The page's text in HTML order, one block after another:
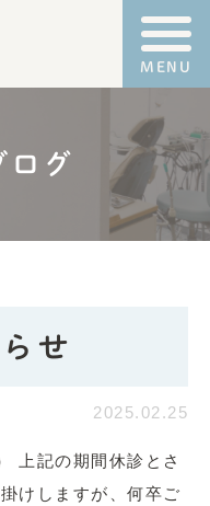
ログ
せ
2025.02.25
上記の期間休診とさ
けしますが、何卒ご